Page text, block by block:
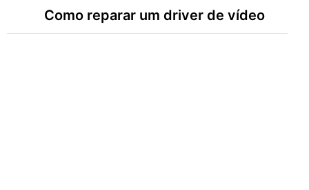
Como reparar um driver de vídeo